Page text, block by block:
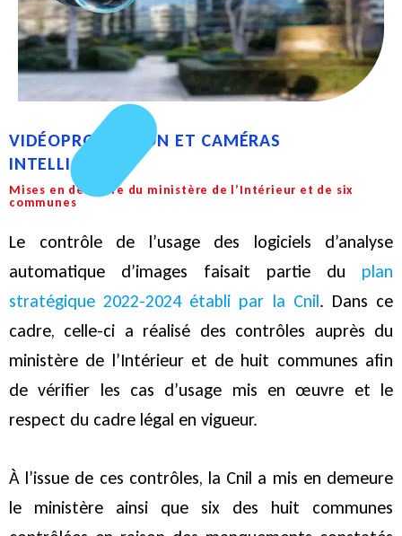
VIDÉOPROTECTION ET CAMÉRAS
INTELLIGENTES
Mises en demeure du ministère de l’Intérieur et de six
communes
Le contrôle de l’usage des logiciels d’analyse
automatique d’images faisait partie du plan
stratégique 2022-2024 établi par la Cnil. Dans ce
cadre, celle-ci a réalisé des contrôles auprès du
ministère de l’Intérieur et de huit communes afin
de vérifier les cas d’usage mis en œuvre et le
respect du cadre légal en vigueur.
À l’issue de ces contrôles, la Cnil a mis en demeure
le ministère ainsi que six des huit communes